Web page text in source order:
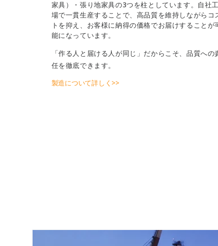
家具）・張り地家具の3つを柱としています。自社
場で一貫生産することで、高品質を維持しながらコ
トを抑え、お客様に納得の価格でお届けすることが
能になっています。
「作る人と届ける人が同じ」だからこそ、品質への
任を徹底できます。
製造について詳しく>>